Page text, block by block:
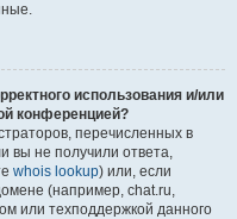
использования и/или
конференцией?
перечисленных в
вы не получили ответа,
whois lookup) или, если
(например, chat.ru,
или техподдержкой данного